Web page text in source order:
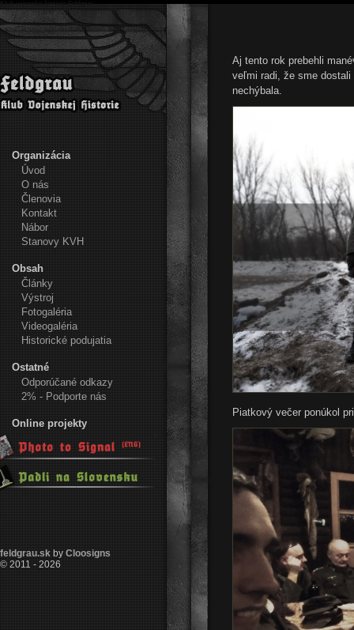
Klub vojenskej histórie Feldgrau
Organizácia
Úvod
O nás
Členovia
Kontakt
Nábor
Stanovy KVH
Obsah
Články
Výstroj
Fotogaléria
Videogaléria
Historické podujatia
Ostatné
Odporúčané odkazy
2% - Podporte nás
Online projekty
feldgrau.skbyCloosigns
© 2011 - 2026
Aj tento rok prebehli
veľmi radi, že sme
nechýbala.
Piatkový večer ponúkol